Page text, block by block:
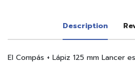
Description
El Compás + Lápiz 125 mm Lancer